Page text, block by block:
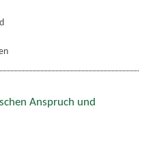
Anspruch und